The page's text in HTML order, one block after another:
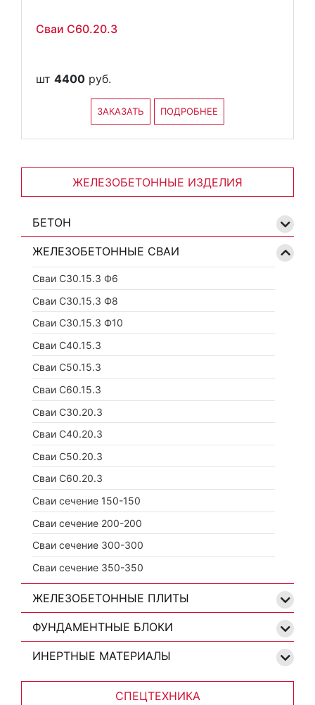
ЖЕЛЕЗОБЕТОННЫЕ ИЗДЕЛИЯ
БЕТОН
ЖЕЛЕЗОБЕТОННЫЕ СВАИ
Сваи С30.15.3 Ф6
Сваи С30.15.3 Ф8
Сваи С30.15.3 Ф10
Сваи С40.15.3
Сваи С50.15.3
Сваи С60.15.3
Сваи С30.20.3
Сваи С40.20.3
Сваи С50.20.3
Сваи С60.20.3
Сваи сечение 150-150
Сваи сечение 200-200
Сваи сечение 300-300
Сваи сечение 350-350
ЖЕЛЕЗОБЕТОННЫЕ ПЛИТЫ
ФУНДАМЕНТНЫЕ БЛОКИ
ИНЕРТНЫЕ МАТЕРИАЛЫ
СПЕЦТЕХНИКА
Сваи С60.20.3
шт 4400 руб.
ЗАКАЗАТЬ ПОДРОБНЕЕ